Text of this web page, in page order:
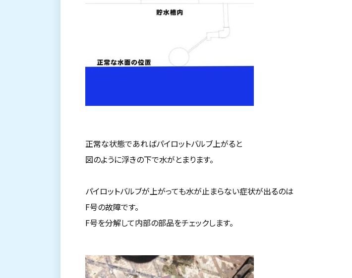
正常な状態であればパイロットバルブ上がると
図のように浮きの下で水がとまります。
パイロットバルブが上がっても水が止まらない症状が出るのは
F号の故障です。
F号を分解して内部の部品をチェックします。